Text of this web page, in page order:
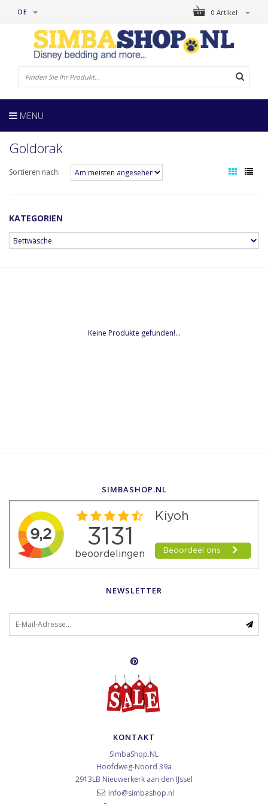
0 Artikel
DE
MENU
Goldorak
Sortieren nach:
KATEGORIEN
Keine Produkte gefunden!...
SIMBASHOP.NL
NEWSLETTER
KONTAKT
SimbaShop.NL
Hoofdweg-Noord 39a
2913LB Nieuwerkerk aan den IJssel
info@simbashop.nl